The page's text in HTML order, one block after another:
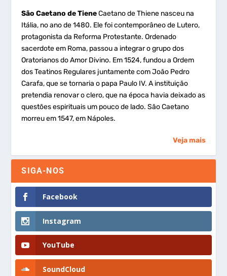
São Caetano de TieneCaetano de Thiene nasceu na
Itália, no ano de 1480. Ele foi contemporâneo de Lutero,
protagonista da Reforma Protestante. Ordenado
sacerdote em Roma, passou a integrar o grupo dos
Oratorianos do Amor Divino. Em 1524, fundou a Ordem
dos Teatinos Regulares juntamente com João Pedro
Carafa, que se tornaria o papa Paulo IV. A instituição
pretendia renovar o clero, que na época havia deixado as
questões espirituais um pouco de lado. São Caetano
morreu em 1547, em Nápoles.
Veja mais
SIGA-NOS
Facebook
Instagram
YouTube
SoundCloud